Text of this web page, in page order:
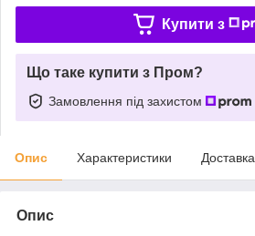
Купити з
Що таке купити з Пром?
Замовлення під захистом
Опис Характеристики Доставка
Опис